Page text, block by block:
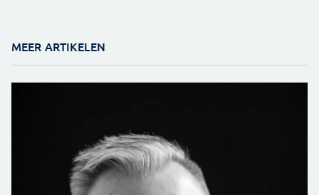
MEER ARTIKELEN